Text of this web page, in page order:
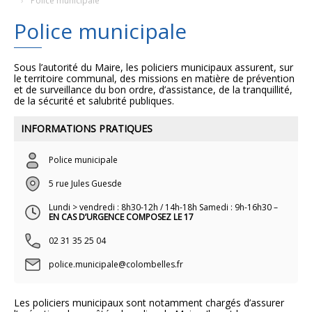
Police municipale
Sous l’autorité du Maire, les policiers municipaux assurent, sur
le territoire communal, des missions en matière de prévention
et de surveillance du bon ordre, d’assistance, de la tranquillité,
de la sécurité et salubrité publiques.
INFORMATIONS PRATIQUES
Police municipale
5 rue Jules Guesde
Lundi > vendredi : 8h30-12h / 14h-18h Samedi : 9h-16h30 –
EN CAS D’URGENCE COMPOSEZ LE 17
02 31 35 25 04
police.municipale@colombelles.fr
Les policiers municipaux sont notamment chargés d’assurer
Plans
Demandes légales
Emploi
Marchés publics
Grands projets